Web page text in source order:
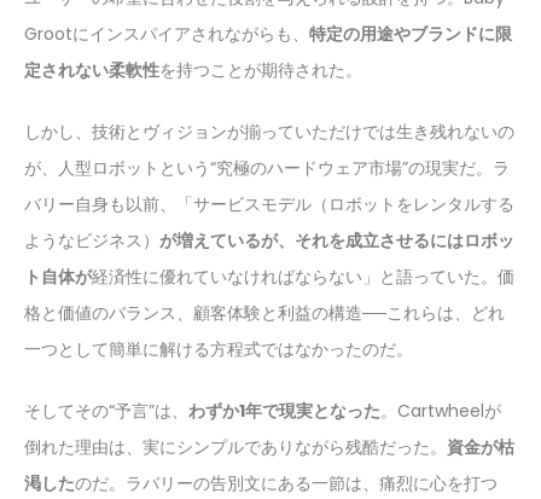
Grootにインスパイアされながらも、 特定の用途やブランドに限
定されない柔軟性を持つことが期待された。
しかし、技術とヴィジョンが揃っていただけでは生き残れないの
が、人型ロボットという“究極のハードウェア市場”の現実だ。ラ
バリー自身も以前、「サービスモデル（ロボットをレンタルする
ようなビジネス） が増えているが、それを成立させるにはロボッ
ト自体が経済性に優れていなければならない」と語っていた。価
格と価値のバランス、顧客体験と利益の構造──これらは、どれ
一つとして簡単に解ける方程式ではなかったのだ。
そしてその“予言”は、 わずか1年で現実となった。Cartwheelが
倒れた理由は、実にシンプルでありながら残酷だった。 資金が枯
渇したのだ。ラバリーの告別文にある一節は、痛烈に心を打つ